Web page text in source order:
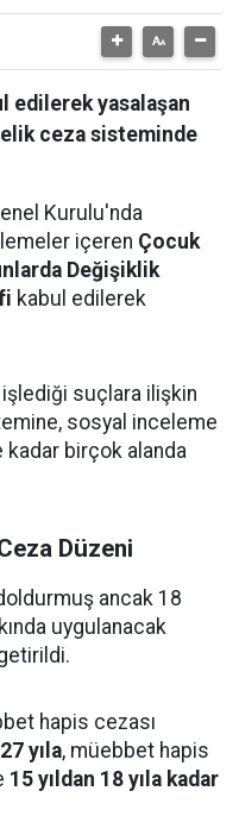
edilerek yasalaşan
ceza sisteminde
Kurulu'nda
içeren Çocuk
Değişiklik
kabul edilerek
suçlara ilişkin
sosyal inceleme
kadar birçok alanda
Düzeni
ancak 18
uygulanacak
hapis cezası
yıla, müebbet hapis
15 yıldan 18 yıla kadar